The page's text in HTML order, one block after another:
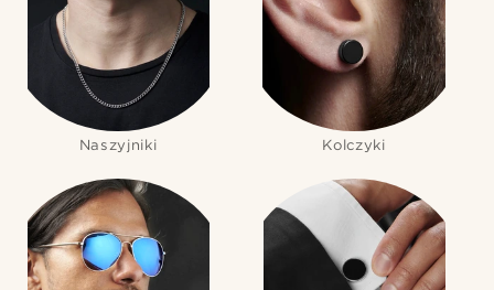
Naszyjniki Kolczyki